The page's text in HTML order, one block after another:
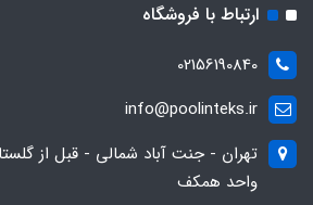
ارتباط با فروشگاه
02156190840
info@poolinteks.ir
واحد همکف